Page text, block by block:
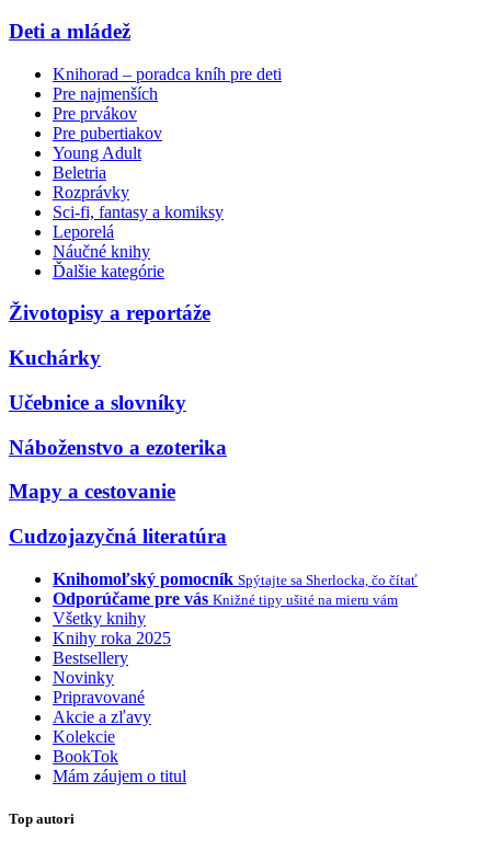
Deti a mládež
Knihorad – poradca kníh pre deti
Pre najmenších
Pre prvákov
Pre pubertiakov
Young Adult
Beletria
Rozprávky
Sci-fi, fantasy a komiksy
Leporelá
Náučné knihy
Ďalšie kategórie
Životopisy a reportáže
Kuchárky
Učebnice a slovníky
Náboženstvo a ezoterika
Mapy a cestovanie
Cudzojazyčná literatúra
Knihomoľský pomocník Spýtajte sa Sherlocka, čo čítať
Odporúčame pre vás Knižné tipy ušité na mieru vám
Všetky knihy
Knihy roka 2025
Bestsellery
Novinky
Pripravované
Akcie a zľavy
Kolekcie
BookTok
Mám záujem o titul
Top autori